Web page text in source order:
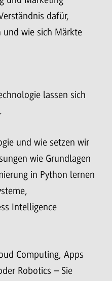
dafür,
und wie sich Märkte
lassen sich
und wie setzen wir
wie Grundlagen
in Python lernen
Intelligence
Computing, Apps
Robotics – Sie